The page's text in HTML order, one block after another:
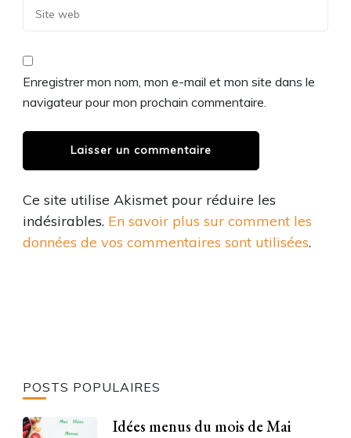
Enregistrer mon nom, mon e-mail et mon site dans le
navigateur pour mon prochain commentaire.
Ce site utilise Akismet pour réduire les
indésirables. En savoir plus sur comment les
données de vos commentaires sont utilisées.
POSTS POPULAIRES
Idées menus du mois de Mai